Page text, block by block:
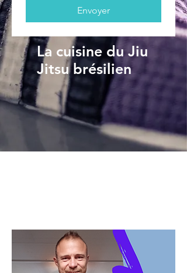
Envoyer
La cuisine du Jiu
Jitsu brésilien